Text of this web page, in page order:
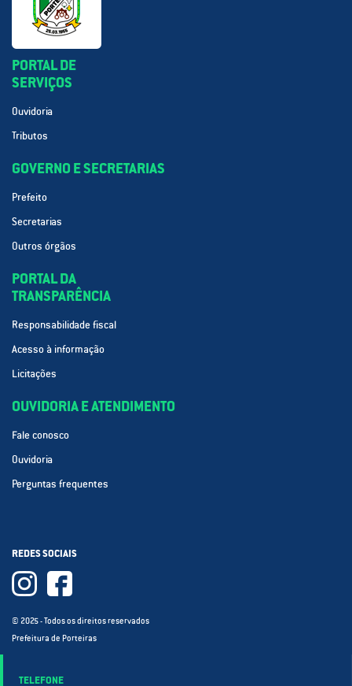
PORTAL DE
SERVIÇOS
Ouvidoria
Tributos
GOVERNO E SECRETARIAS
Prefeito
Secretarias
Outros órgãos
PORTAL DA
TRANSPARÊNCIA
Responsabilidade fiscal
Acesso à informação
Licitações
OUVIDORIA E ATENDIMENTO
Fale conosco
Ouvidoria
Perguntas frequentes
REDES SOCIAIS
© 2025 - Todos os direitos reservados
Prefeitura de Porteiras
TELEFONE